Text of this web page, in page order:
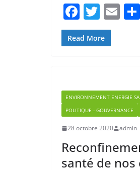
F
a
c
o
o
k
T
w
itt
E
Read More
ENVIRONNEMENT ENERGIE
POLITIQUE - GOUVERNANCE
28 octobre 2020 admin
santé de nos